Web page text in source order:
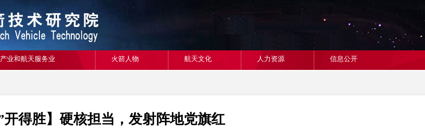
业和航天服务业 火箭人物 航天文化 人力资源 信息公开
”开得胜】硬核担当，发射阵地党旗红